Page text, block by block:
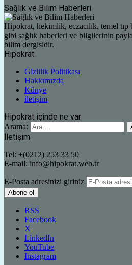
Sağlık ve Bilim Haberleri
Hipokrat, hekimlik, eczacılık, temel
gibi sağlık haberleri ve bilgilerinin
bilim dergisidir.
Hipokrat
Gizlilik Politikası
Hakkımızda
Künye
iletişim
Hipokrat içinde ne var
Arama:
İletişim
Tel: +(0212) 253 33 50
E-mail: info@hipokrat.web.tr
E-Posta adresinizi giriniz
RSS
Facebook
X
LinkedIn
YouTube
Instagram